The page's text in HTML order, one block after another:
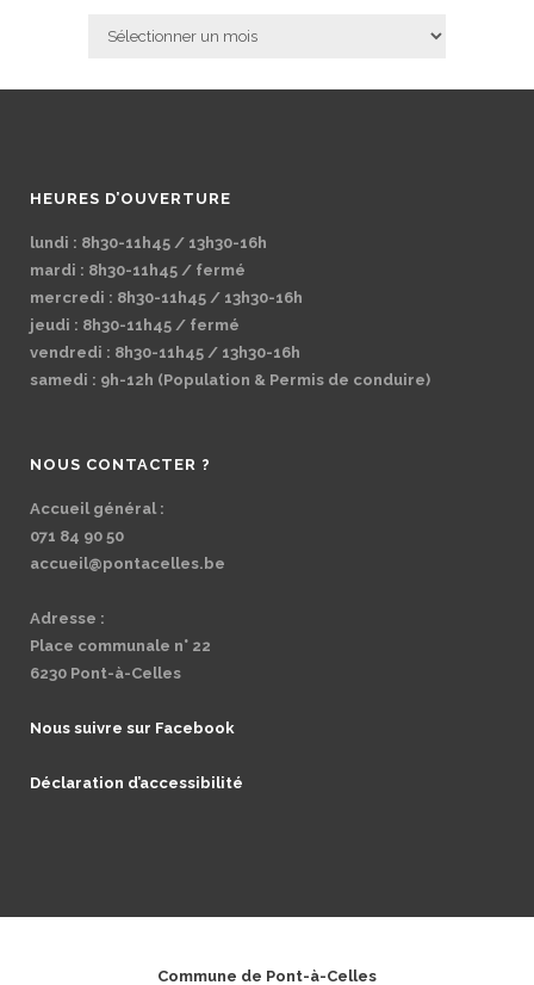
Archives
HEURES D’OUVERTURE
lundi : 8h30-11h45 / 13h30-16h
mardi : 8h30-11h45 / fermé
mercredi : 8h30-11h45 / 13h30-16h
jeudi : 8h30-11h45 / fermé
vendredi : 8h30-11h45 / 13h30-16h
samedi : 9h-12h (Population & Permis de conduire)
NOUS CONTACTER ?
Accueil général :
071 84 90 50
accueil@pontacelles.be
Adresse :
Place communale n° 22
6230 Pont-à-Celles
Nous suivre sur Facebook
Déclaration d’accessibilité
Commune de Pont-à-Celles